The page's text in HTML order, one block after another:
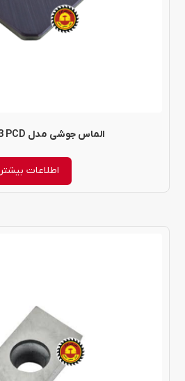
الماس جوشی مدل SPKN 1203 PCD
اطلاعات بیشتر